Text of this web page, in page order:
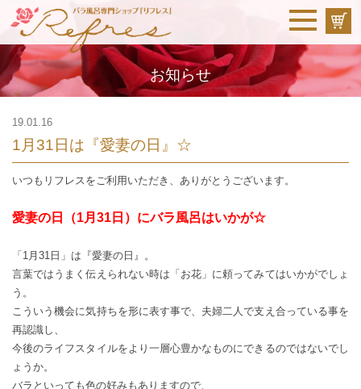
お知らせ
19.01.16
1月31日は『愛妻の日』☆
いつもリフレスをご利用いただき、ありがとうございます。
愛妻の日（1月31日）にバラ風呂はいかが☆
「1月31日」は『愛妻の日』。
言葉ではうまく伝えられない時は「お花」に頼ってみてはいかがでしょ
う。
こういう機会に気持ちを形に表す事で、夫婦二人で支え合っている事を
再認識し、
今後のライフスタイルをより一層心豊かなものにできるのではないでし
ょうか。
バラといっても色の好みもありますので、